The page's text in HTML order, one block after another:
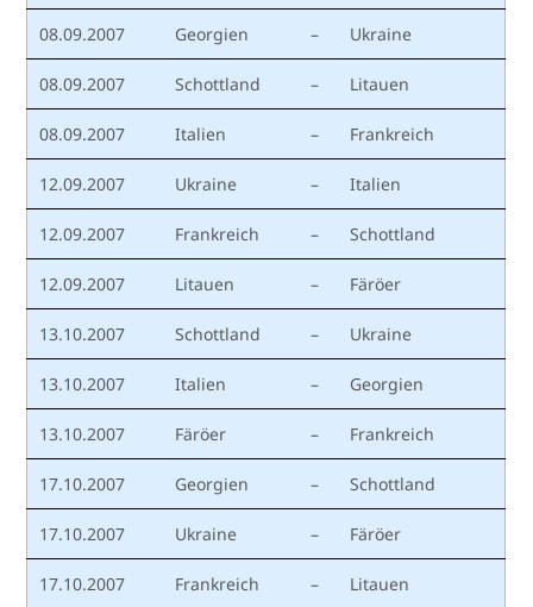
08.09.2007 Georgien – Ukraine
08.09.2007 Schottland – Litauen
08.09.2007 Italien – Frankreich
12.09.2007 Ukraine – Italien
12.09.2007 Frankreich – Schottland
12.09.2007 Litauen – Färöer
13.10.2007 Schottland – Ukraine
13.10.2007 Italien – Georgien
13.10.2007 Färöer – Frankreich
17.10.2007 Georgien – Schottland
17.10.2007 Ukraine – Färöer
17.10.2007 Frankreich – Litauen